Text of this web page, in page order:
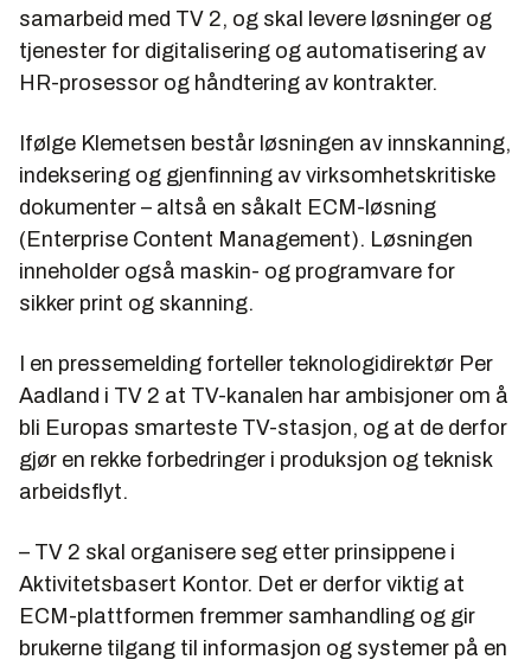
samarbeid med TV 2, og skal levere løsninger og
tjenester for digitalisering og automatisering av
HR-prosessor og håndtering av kontrakter.
Ifølge Klemetsen består løsningen av innskanning,
indeksering og gjenfinning av virksomhetskritiske
dokumenter – altså en såkalt ECM-løsning
(Enterprise Content Management). Løsningen
inneholder også maskin- og programvare for
sikker print og skanning.
I en pressemelding forteller teknologidirektør Per
Aadland i TV 2 at TV-kanalen har ambisjoner om å
bli Europas smarteste TV-stasjon, og at de derfor
gjør en rekke forbedringer i produksjon og teknisk
arbeidsflyt.
– TV 2 skal organisere seg etter prinsippene i
Aktivitetsbasert Kontor. Det er derfor viktig at
ECM-plattformen fremmer samhandling og gir
brukerne tilgang til informasjon og systemer på en